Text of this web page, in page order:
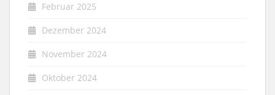
Februar 2025
Dezember 2024
November 2024
Oktober 2024